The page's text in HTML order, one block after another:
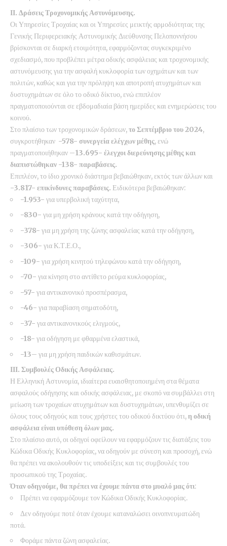
ΙΙ. Δράσεις Τροχονομικής Αστυνόμευσης.
Οι Υπηρεσίες Τροχαίας και οι Υπηρεσίες μεικτής αρμοδιότητας της
Γενικής Περιφερειακής Αστυνομικής Διεύθυνσης Πελοποννήσου
βρίσκονται σε διαρκή ετοιμότητα, εφαρμόζοντας συγκεκριμένο
σχεδιασμό, που προβλέπει μέτρα οδικής ασφάλειας και τροχονομικής
αστυνόμευσης για την ασφαλή κυκλοφορία των οχημάτων και των
πολιτών, καθώς και για την πρόληψη και αποτροπή ατυχημάτων και
δυστυχημάτων σε όλο το οδικό δίκτυο, ενώ επιπλέον
πραγματοποιούνται σε εβδομαδιαία βάση ημερίδες και ενημερώσεις του
κοινού.
Στο πλαίσιο των τροχονομικών δράσεων,το Σεπτέμβριο του 2024,
συγκροτήθηκαν -578- συνεργεία ελέγχων μέθης, ενώ
πραγματοποιήθηκαν –13.695- έλεγχοι διερεύνησης μέθης και
διαπιστώθηκαν -138- παραβάσεις.
Επιπλέον, το ίδιο χρονικό διάστημα βεβαιώθηκαν, εκτός των άλλων και
-3.817- επικίνδυνες παραβάσεις. Ειδικότερα βεβαιώθηκαν:
-1.953- για υπερβολική ταχύτητα,
-830- για μη χρήση κράνους κατά την οδήγηση,
-378- για μη χρήση της ζώνης ασφαλείας κατά την οδήγηση,
-306- για Κ.Τ.Ε.Ο.,
-109- για χρήση κινητού τηλεφώνου κατά την οδήγηση,
-70- για κίνηση στο αντίθετο ρεύμα κυκλοφορίας,
-57- για αντικανονικό προσπέρασμα,
-46- για παραβίαση σηματοδότη,
-37- για αντικανονικούς ελιγμούς,
-18- για οδήγηση με φθαρμένα ελαστικά,
-13– για μη χρήση παιδικών καθισμάτων.
ΙΙΙ. Συμβουλές Οδικής Ασφάλειας.
Η Ελληνική Αστυνομία, ιδιαίτερα ευαισθητοποιημένη στα θέματα
ασφαλούς οδήγησης και οδικής ασφάλειας, με σκοπό να συμβάλλει στη
μείωση των τροχαίων ατυχημάτων και δυστυχημάτων, υπενθυμίζει σε
όλους τους οδηγούς και τους χρήστες του οδικού δικτύου ότι,η οδική
ασφάλεια είναι υπόθεση όλων μας.
Στο πλαίσιο αυτό, οι οδηγοί οφείλουν να εφαρμόζουν τις διατάξεις του
Κώδικα Οδικής Κυκλοφορίας, να οδηγούν με σύνεση και προσοχή, ενώ
θα πρέπει να ακολουθούν τις υποδείξεις και τις συμβουλές του
προσωπικού της Τροχαίας.
Όταν οδηγούμε, θα πρέπει να έχουμε πάντα στο μυαλό μας ότι:
Πρέπει να εφαρμόζουμε τον Κώδικα Οδικής Κυκλοφορίας.
Δεν οδηγούμε ποτέ όταν έχουμε καταναλώσει οινοπνευματώδη
ποτά.
Φοράμε πάντα ζώνη ασφαλείας.